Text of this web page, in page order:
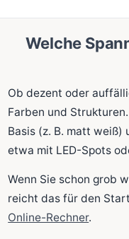
Welche
Ob dezent oder
Farben und
Basis (z. B. matt weiß)
etwa mit LED-Spots
Wenn Sie schon grob
reicht das für den
Online-Rechner.